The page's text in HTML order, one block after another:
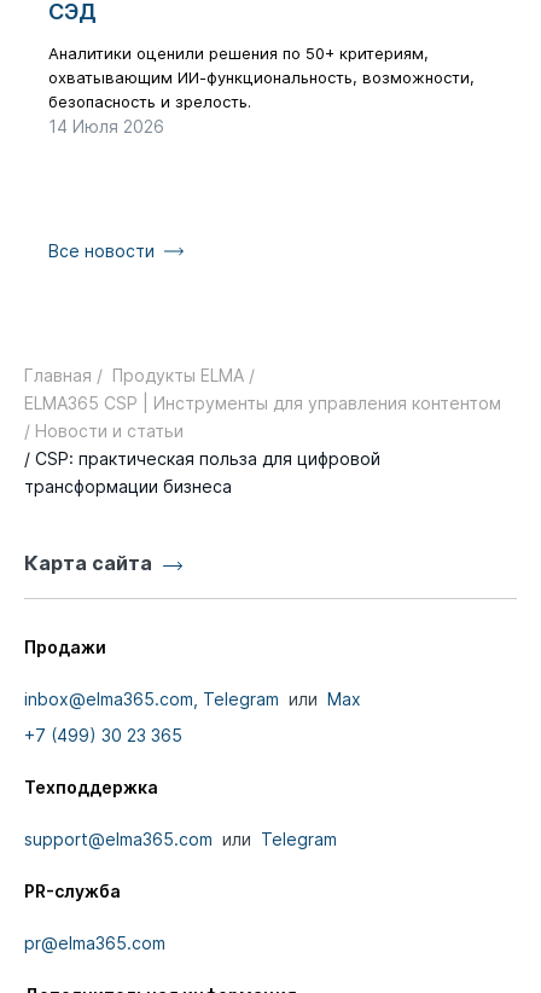
СЭД
Аналитики оценили решения по 50+ критериям,
охватывающим ИИ-функциональность, возможности,
безопасность и зрелость.
14 Июля 2026
Все новости
Главная / Продукты ELMA /
ELMA365 CSP | Инструменты для управления контентом
/ Новости и статьи
/ CSP: практическая польза для цифровой
трансформации бизнеса
Карта сайта
Продажи
inbox@elma365.com, Telegram или Max
+7 (499) 30 23 365
Техподдержка
support@elma365.com или Telegram
PR-служба
pr@elma365.com